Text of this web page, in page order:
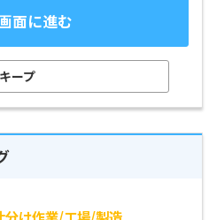
面に進む
キープ